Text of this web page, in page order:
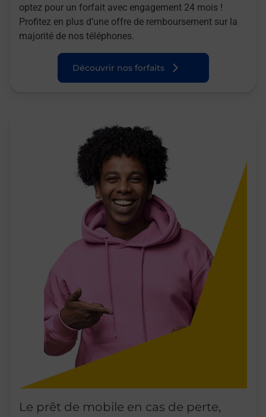
optez pour un forfait avec engagement 24 mois !
Profitez en plus d’une offre de remboursement sur la
majorité de nos téléphones.
Découvrir nos forfaits
Le prêt de mobile en cas de perte,